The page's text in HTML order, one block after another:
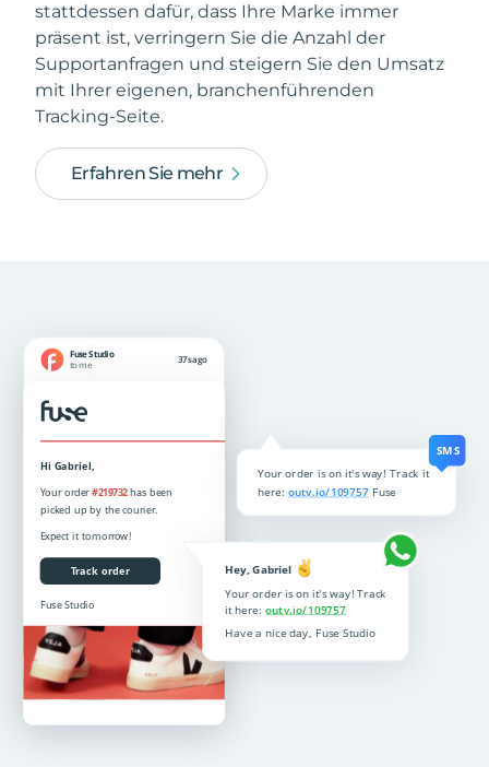
stattdessen dafür, dass Ihre Marke immer
präsent ist, verringern Sie die Anzahl der
Supportanfragen und steigern Sie den Umsatz
mit Ihrer eigenen, branchenführenden
Tracking-Seite.
Erfahren Sie mehr